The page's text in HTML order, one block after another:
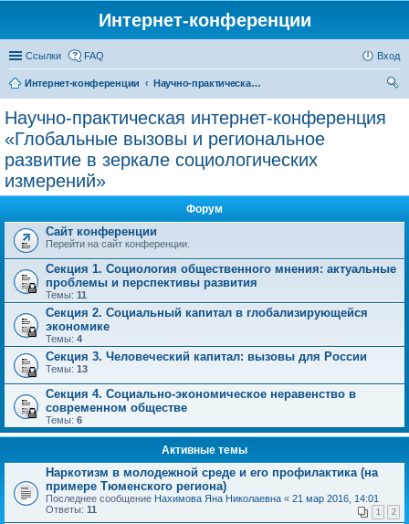
Интернет-конференции
Ссылки FAQ Вход
Интернет-конференции
Научно-практическая интернет-конференция «Глобальные вызовы и региональное развитие в зеркале социологических измерений»
Научно-практическая интернет-конференция
«Глобальные вызовы и региональное
развитие в зеркале социологических
измерений»
Форум
Сайт конференции
Перейти на сайт конференции.
Секция 1. Социология общественного мнения: актуальные
проблемы и перспективы развития
Темы: 11
Секция 2. Социальный капитал в глобализирующейся
экономике
Темы: 4
Секция 3. Человеческий капитал: вызовы для России
Темы: 13
Секция 4. Социально-экономическое неравенство в
современном обществе
Темы: 6
Активные темы
Наркотизм в молодежной среде и его профилактика (на
примере Тюменского региона)
Последнее сообщение Нахимова Яна Николаевна « 21 мар 2016, 14:01
Ответы: 11 1 2